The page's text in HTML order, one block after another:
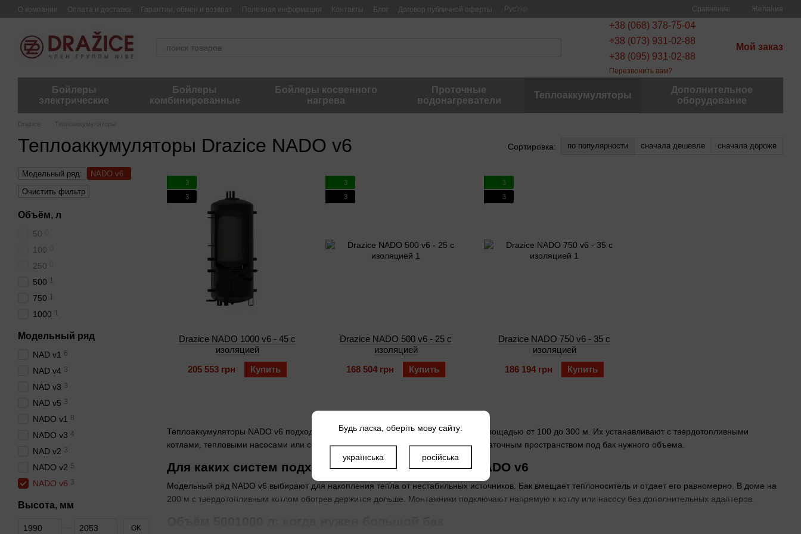
Перейти к основному контенту
О компании Оплата и доставка Гарантии, обмен и возврат Полезная информация Контакты Блог Договор публичной оферты Рус Сравнение Желания
+38 (068) 378-75-04
+38 (073) 931-02-88
+38 (095) 931-02-88
Перезвонить вам?
Мой заказ
Бойлеры
электрические
Бойлеры
комбинированные
Бойлеры косвенного
нагрева
Проточные
водонагреватели
Теплоаккумуляторы
Дополнительное
оборудование
Drazice Теплоаккумуляторы
Теплоаккумуляторы Drazice NADO v6 Сортировка: по популярности сначала дешевле сначала дороже
Теплоаккумуляторы NADO v6 подходят для систем отопления в частных домах площадью от 100 до 300 м. Их устанавливают с твердотопливными
котлами, тепловыми насосами или солнечными коллекторами в котельной с достаточным пространством под бак нужного объема.
Для каких систем подходят теплоаккумуляторы NADO v6
Модельный ряд NADO v6 выбирают для накопления тепла от нестабильных источников. Бак вмещает теплоноситель и отдает его равномерно. В доме на
200 м с твердотопливным котлом обогрев держится дольше. Монтажники подключают напрямую к котлу или насосу без дополнительных адаптеров.
3
3
Drazice NADO 1000 v6 - 45 с
изоляцией
205 553 грн
Купить
3
3
Drazice NADO 500 v6 - 25 с
изоляцией
168 504 грн
Купить
3
3
Drazice NADO 750 v6 - 35 с
изоляцией
186 194 грн
Купить
Модельный ряд:
NADO v6
Очистить фильтр
Объём, л
50
100
250
500 1
750 1
1000 1
Модельный ряд
NAD v1 6
NAD v4 3
NAD v3 3
NAD v5 3
NADO v1 8
NADO v3 4
NAD v2 3
NADO v2 5
NADO v6 3
Высота, мм
От Высота, мм
До Высота, мм OK
Будь ласка, оберіть мову сайту:
українська російська